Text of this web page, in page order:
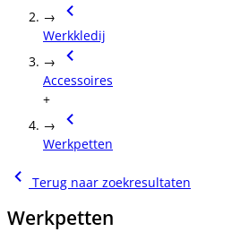
→
Werkkledij
→
Accessoires
+
→
Werkpetten
Terug naar zoekresultaten
Werkpetten